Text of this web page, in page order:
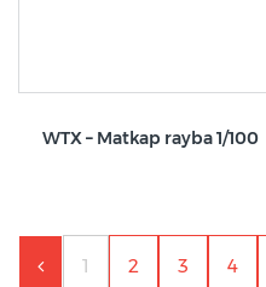
WTX – Matkap rayba 1/100
1 2 3 4